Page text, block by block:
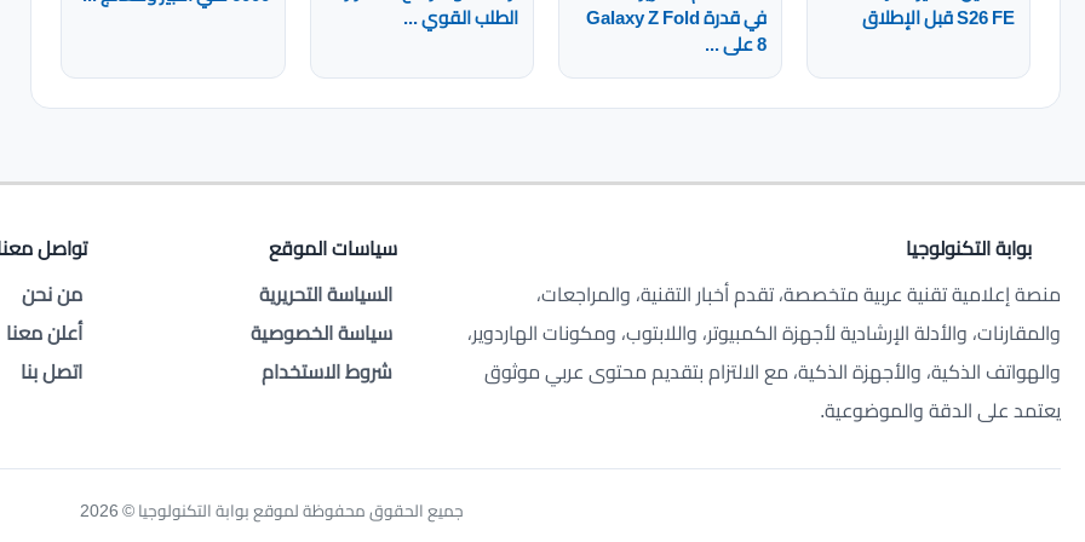
S26 FE قبل الإطلاق في قدرة Galaxy Z Fold
8 على ...
الطلب القوي ...
بوابة التكنولوجيا
منصة إعلامية تقنية عربية متخصصة، تقدم أخبار التقنية، والمراجعات،
والمقارنات، والأدلة الإرشادية لأجهزة الكمبيوتر، واللابتوب، ومكونات الهاردوير،
والهواتف الذكية، والأجهزة الذكية، مع الالتزام بتقديم محتوى عربي موثوق
يعتمد على الدقة والموضوعية.
سياسات الموقع
السياسة التحريرية
سياسة الخصوصية
شروط الاستخدام
تواصل
من نحن
أعلن معنا
اتصل بنا
جميع الحقوق محفوظة لموقع بوابة التكنولوجيا © 2026